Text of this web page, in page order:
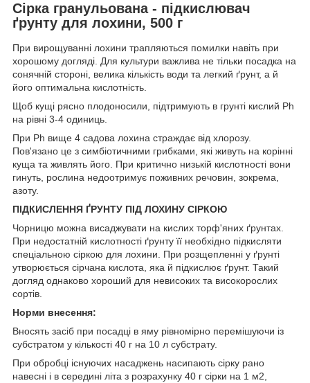
Сірка гранульована - підкислювач
ґрунту для лохини, 500 г
При вирощуванні лохини трапляються помилки навіть при
хорошому догляді. Для культури важлива не тільки посадка на
сонячній стороні, велика кількість води та легкий ґрунт, а й
його оптимальна кислотність.
Щоб кущі рясно плодоносили, підтримують в грунті кислий Ph
на рівні 3-4 одиниць.
При Ph вище 4 садова лохина страждає від хлорозу.
Пов'язано це з симбіотичними грибками, які живуть на корінні
куща та живлять його. При критично низькій кислотності вони
гинуть, рослина недоотримує поживних речовин, зокрема,
азоту.
ПІДКИСЛЕННЯ ҐРУНТУ ПІД ЛОХИНУ СІРКОЮ
Чорницю можна висаджувати на кислих торф'яних ґрунтах.
При недостатній кислотності ґрунту її необхідно підкисляти
спеціальною сіркою для лохини. При розщепленні у ґрунті
утворюється сірчана кислота, яка й підкислює ґрунт. Такий
догляд однаково хороший для невисоких та високорослих
сортів.
Норми внесення:
Вносять засіб при посадці в яму рівномірно перемішуючи із
субстратом у кількості 40 г на 10 л субстрату.
При обробці існуючих насаджень насипають сірку рано
навесні і в середині літа з розрахунку 40 г сірки на 1 м2,